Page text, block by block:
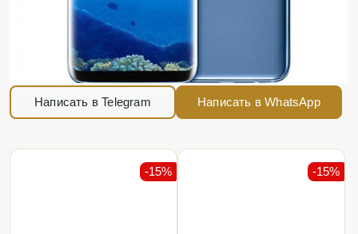
Написать в Telegram Написать в WhatsApp
-15% -15%